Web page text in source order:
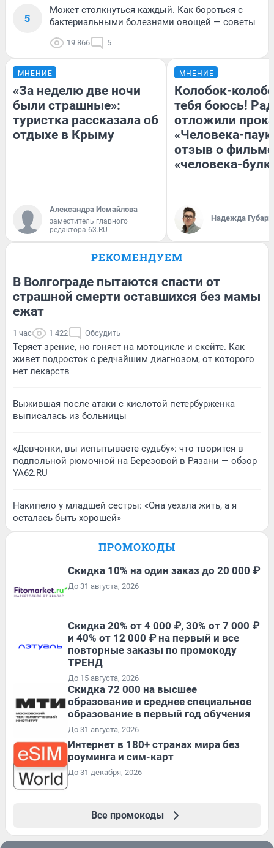
5
Может столкнуться каждый. Как бороться с
бактериальными болезнями овощей — советы
19 866 5
МНЕНИЕ
«За неделю две ночи
были страшные»:
туристка рассказала об
отдыхе в Крыму
Александра Исмайлова
заместитель главного
редактора 63.RU
МНЕНИЕ
Колобок-
тебя боюсь!
отложили
«Человека-
отзыв о
«человека-
Надежда Губарь
РЕКОМЕНДУЕМ
В Волгограде пытаются спасти от
страшной смерти оставшихся без мамы
ежат
1 час 1 422 Обсудить
Теряет зрение, но гоняет на мотоцикле и скейте. Как
живет подросток с редчайшим диагнозом, от которого
нет лекарств
Выжившая после атаки с кислотой петербурженка
выписалась из больницы
«Девчонки, вы испытываете судьбу»: что творится в
подпольной рюмочной на Березовой в Рязани — обзор
YA62.RU
Накипело у младшей сестры: «Она уехала жить, а я
осталась быть хорошей»
ПРОМОКОДЫ
Скидка 10% на один заказ до 20 000 ₽
До 31 августа, 2026
Скидка 20% от 4 000 ₽, 30% от 7 000 ₽
и 40% от 12 000 ₽ на первый и все
повторные заказы по промокоду
ТРЕНД
До 15 августа, 2026
Скидка 72 000 на высшее
образование и среднее специальное
образование в первый год обучения
До 31 августа, 2026
Интернет в 180+ странах мира без
роуминга и сим-карт
До 31 декабря, 2026
Все промокоды